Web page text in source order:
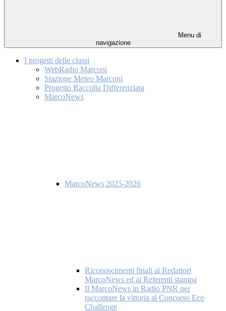
Menu di
navigazione
I progetti delle classi
WebRadio Marconi
Stazione Meteo Marconi
Progetto Raccolta Differenziata
MarcoNews
MarcoNews 2025-2026
Riconoscimenti finali ai Redattori
MarcoNews ed ai Referenti stampa
Il MarcoNews in Radio PNR per
raccontare la vittoria al Concorso Eco
Challenge